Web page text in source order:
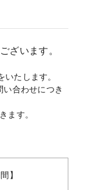
ざいます。
たします。
合わせにつき
ます。
】